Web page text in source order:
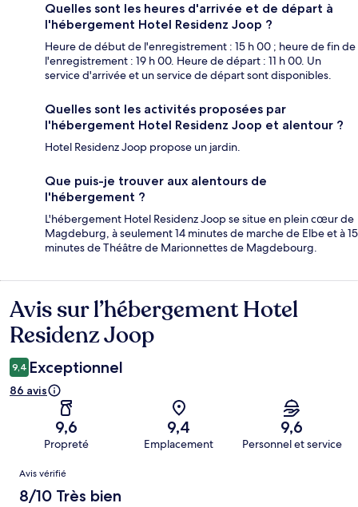
Quelles sont les heures d'arrivée et de départ à
l'hébergement Hotel Residenz Joop ?
Heure de début de l'enregistrement : 15 h 00 ; heure de fin de
l'enregistrement : 19 h 00. Heure de départ : 11 h 00. Un
service d'arrivée et un service de départ sont disponibles.
Quelles sont les activités proposées par
l'hébergement Hotel Residenz Joop et alentour ?
Hotel Residenz Joop propose un jardin.
Que puis-je trouver aux alentours de
l'hébergement ?
L'hébergement Hotel Residenz Joop se situe en plein cœur de
Magdeburg, à seulement 14 minutes de marche de Elbe et à 15
minutes de Théâtre de Marionnettes de Magdebourg.
Avis
Avis sur l’hébergement Hotel
Residenz Joop
9,4 Exceptionnel
86 avis
9,6
Propreté
9,4
Emplacement
9,6
Personnel et service
Avis
Avis vérifié
8/10 Très bien